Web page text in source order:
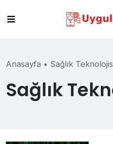
content
Anasayfa • Sağlık
Sağlık